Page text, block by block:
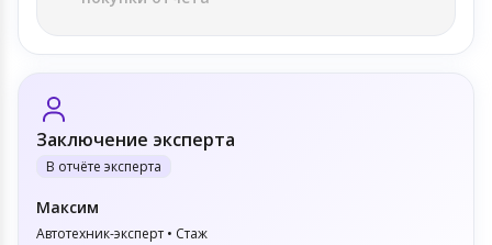
Заключение эксперта
В отчёте эксперта
Максим
Автотехник-эксперт • Стаж